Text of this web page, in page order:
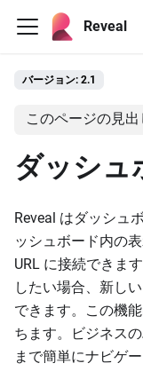
Reveal
バージョン: 2.1
このページの見出
ダッシュ
Reveal はダッシュ
ッシュボード内の
URL に接続できま
したい場合、新し
できます。この機
ちます。ビジネス
まで簡単にナビゲ